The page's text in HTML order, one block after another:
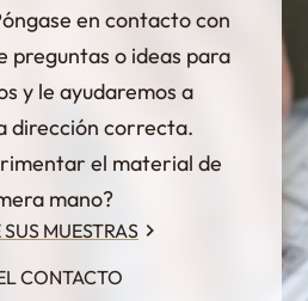
en contacto con
preguntas o ideas para
y le ayudaremos a
dirección correcta.
el material de
mano?
MUESTRAS
CONTACTO